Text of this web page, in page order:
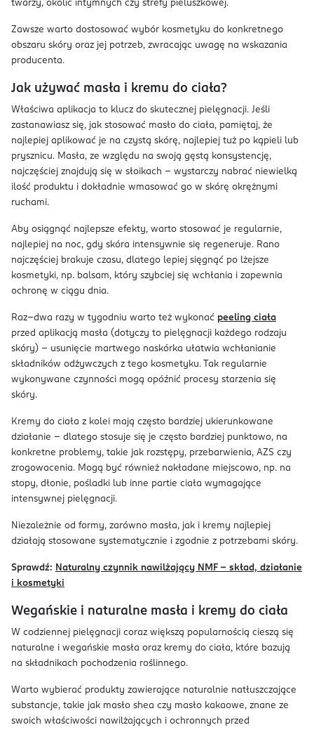
twarzy, okolic intymnych czy strefy pieluszkowej.
Zawsze warto dostosować wybór kosmetyku do konkretnego
obszaru skóry oraz jej potrzeb, zwracając uwagę na wskazania
producenta.
Jak używać masła i kremu do ciała?
Właściwa aplikacja to klucz do skutecznej pielęgnacji. Jeśli
zastanawiasz się, jak stosować masło do ciała, pamiętaj, że
najlepiej aplikować je na czystą skórę, najlepiej tuż po kąpieli lub
prysznicu. Masła, ze względu na swoją gęstą konsystencję,
najczęściej znajdują się w słoikach – wystarczy nabrać niewielką
ilość produktu i dokładnie wmasować go w skórę okrężnymi
ruchami.
Aby osiągnąć najlepsze efekty, warto stosować je regularnie,
najlepiej na noc, gdy skóra intensywnie się regeneruje. Rano
najczęściej brakuje czasu, dlatego lepiej sięgnąć po lżejsze
kosmetyki, np. balsam, który szybciej się wchłania i zapewnia
ochronę w ciągu dnia.
Raz–dwa razy w tygodniu warto też wykonać peeling ciała
przed aplikacją masła (dotyczy to pielęgnacji każdego rodzaju
skóry) – usunięcie martwego naskórka ułatwia wchłanianie
składników odżywczych z tego kosmetyku. Tak regularnie
wykonywane czynności mogą opóźnić procesy starzenia się
skóry.
Kremy do ciała z kolei mają często bardziej ukierunkowane
działanie – dlatego stosuje się je często bardziej punktowo, na
konkretne problemy, takie jak rozstępy, przebarwienia, AZS czy
zrogowacenia. Mogą być również nakładane miejscowo, np. na
stopy, dłonie, pośladki lub inne partie ciała wymagające
intensywnej pielęgnacji.
Niezależnie od formy, zarówno masła, jak i kremy najlepiej
działają stosowane systematycznie i zgodnie z potrzebami skóry.
Sprawdź: Naturalny czynnik nawilżający NMF – skład, działanie
i kosmetyki
Wegańskie i naturalne masła i kremy do ciała
W codziennej pielęgnacji coraz większą popularnością cieszą się
naturalne i wegańskie masła oraz kremy do ciała, które bazują
na składnikach pochodzenia roślinnego.
Warto wybierać produkty zawierające naturalnie natłuszczające
substancje, takie jak masło shea czy masło kakaowe, znane ze
swoich właściwości nawilżających i ochronnych przed